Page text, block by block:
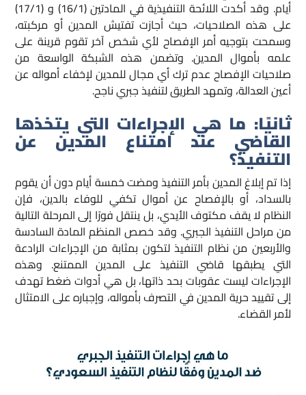
أيام. وقد أكدت اللائحة التنفيذية في المادتين (16/1) و (17/1)
على هذه الصلاحيات، حيث أجازت تفتيش المدين أو مركبته،
وسمحت بتوجيه أمر الإفصاح لأي شخص آخر تقوم قرينة على
علمه بأموال المدين. وتضمن هذه الشبكة الواسعة من
صلاحيات الإفصاح عدم ترك أي مجال للمدين لإخفاء أمواله عن
أعين العدالة، وتمهد الطريق لتنفيذ جبري ناجح.​
ثانيًا: ما هي الإجراءات التي يتخذها
القاضي عند امتناع المدين عن
التنفيذ؟
إذا تم إبلاغ المدين بأمر التنفيذ ومضت خمسة أيام دون أن يقوم
بالسداد، أو بالإفصاح عن أموال تكفي للوفاء بالدين، فإن
النظام لا يقف مكتوف الأيدي، بل ينتقل فورًا إلى المرحلة التالية
من مراحل التنفيذ الجبري. وقد خصص المنظم المادة السادسة
والأربعين من نظام التنفيذ لتكون بمثابة من الإجراءات الرادعة
التي يطبقها قاضي التنفيذ على المدين الممتنع. وهذه
الإجراءات ليست عقوبات بحد ذاتها، بل هي أدوات ضغط تهدف
إلى تقييد حرية المدين في التصرف بأمواله، وإجباره على الامتثال
لأمر القضاء.​